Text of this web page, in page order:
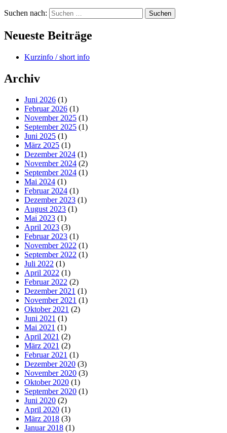
Suchen nach:
Neueste Beiträge
Kurzinfo / short info
Archiv
Juni 2026 (1)
Februar 2026 (1)
November 2025 (1)
September 2025 (1)
Juni 2025 (1)
März 2025 (1)
Dezember 2024 (1)
November 2024 (2)
September 2024 (1)
Mai 2024 (1)
Februar 2024 (1)
Dezember 2023 (1)
August 2023 (1)
Mai 2023 (1)
April 2023 (3)
Februar 2023 (1)
November 2022 (1)
September 2022 (1)
Juli 2022 (1)
April 2022 (1)
Februar 2022 (2)
Dezember 2021 (1)
November 2021 (1)
Oktober 2021 (2)
Juni 2021 (1)
Mai 2021 (1)
April 2021 (2)
März 2021 (2)
Februar 2021 (1)
Dezember 2020 (3)
November 2020 (3)
Oktober 2020 (1)
September 2020 (1)
Juni 2020 (2)
April 2020 (1)
März 2018 (3)
Januar 2018 (1)